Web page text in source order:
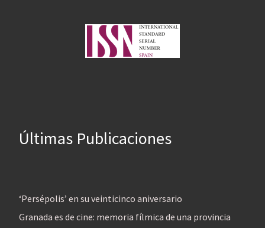
Últimas Publicaciones
‘Persépolis’ en su veinticinco aniversario
Granada es de cine: memoria fílmica de una provincia